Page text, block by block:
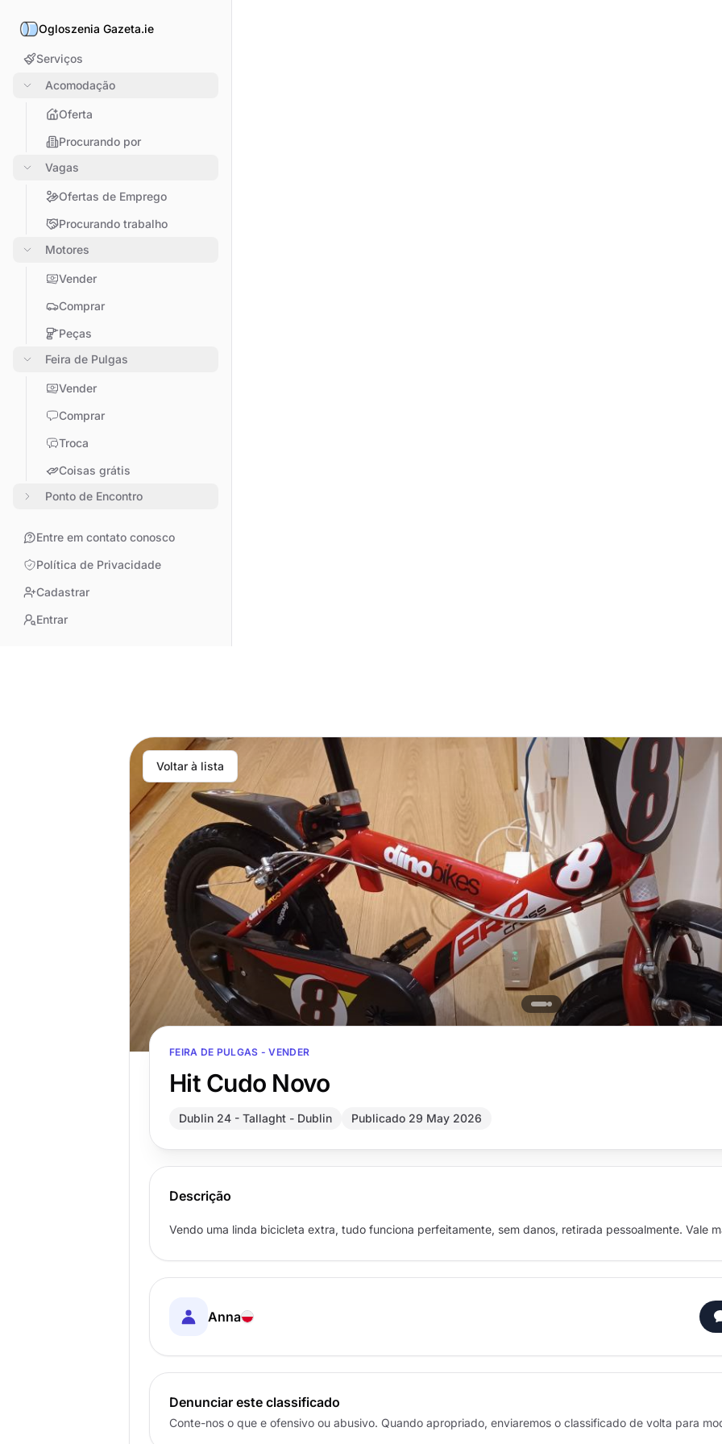
Ogloszenia Gazeta.ie
Serviços
Acomodação
Oferta
Procurando por
Vagas
Ofertas de Emprego
Procurando trabalho
Motores
Vender
Comprar
Peças
Feira de Pulgas
Vender
Comprar
Troca
Coisas grátis
Ponto de Encontro
Entre em contato conosco
Política de Privacidade
Cadastrar
Entrar
Voltar à lista
FEIRA DE PULGAS - VENDER
Hit Cudo Novo
Dublin 24 - Tallaght - Dublin Publicado 29 May 2026
Descrição
Vendo uma linda bicicleta extra, tudo funciona perfeitamente, sem danos, retirada pessoalmente. Vale
Anna
Denunciar este classificado
Conte-nos o que e ofensivo ou abusivo. Quando apropriado, enviaremos o classificado de volta para